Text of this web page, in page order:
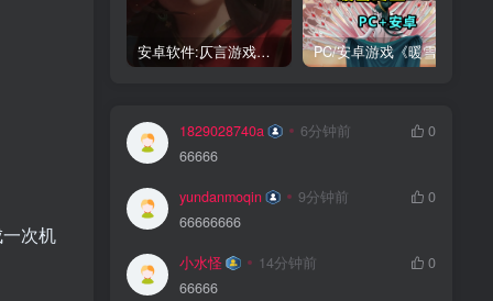
次机
安卓软件:仄言游戏库4.0APP全新上架了！没有下的赶紧下载呀！
1829028740a 6分钟前
0
66666
yundanmoqin 9分钟前
0
66666666
小水怪 14分钟前
0
66666